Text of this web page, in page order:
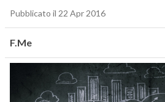
Pubblicato il 22 Apr 2016
F.Me